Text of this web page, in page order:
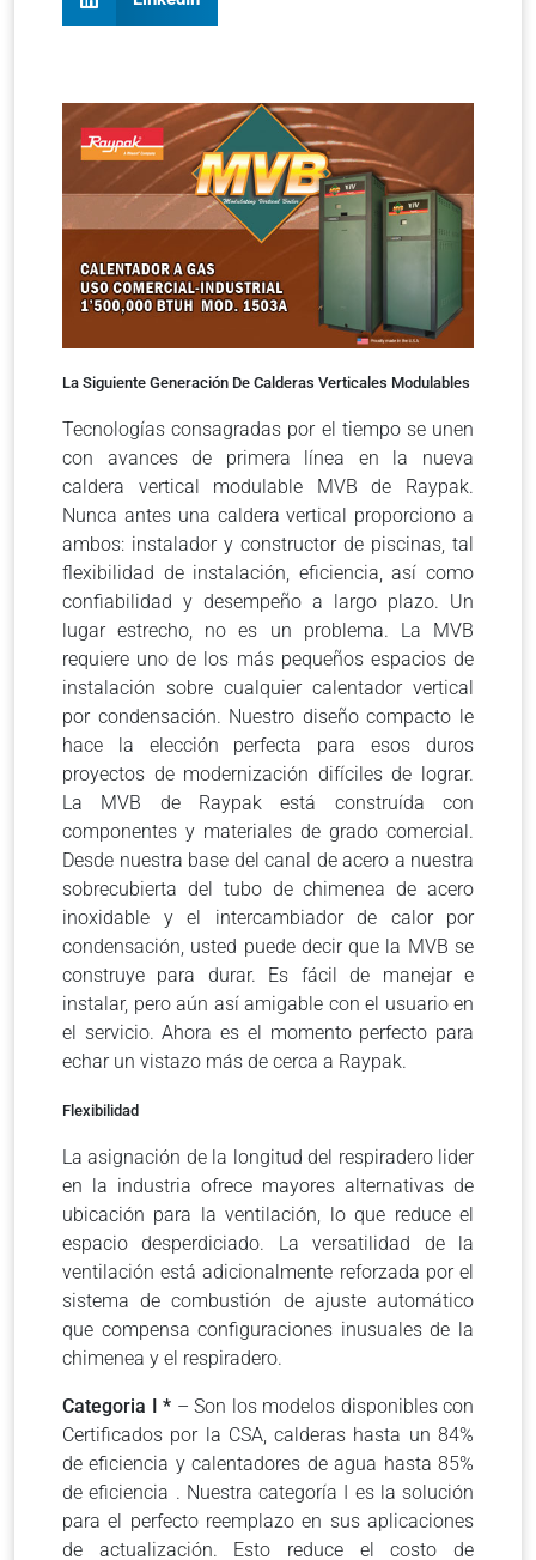
La Siguiente Generación De Calderas Verticales Modulables
Tecnologías consagradas por el tiempo se unen
con avances de primera línea en la nueva
caldera vertical modulable MVB de Raypak.
Nunca antes una caldera vertical proporciono a
ambos: instalador y constructor de piscinas, tal
flexibilidad de instalación, eficiencia, así como
confiabilidad y desempeño a largo plazo. Un
lugar estrecho, no es un problema. La MVB
requiere uno de los más pequeños espacios de
instalación sobre cualquier calentador vertical
por condensación. Nuestro diseño compacto le
hace la elección perfecta para esos duros
proyectos de modernización difíciles de lograr.
La MVB de Raypak está construída con
componentes y materiales de grado comercial.
Desde nuestra base del canal de acero a nuestra
sobrecubierta del tubo de chimenea de acero
inoxidable y el intercambiador de calor por
condensación, usted puede decir que la MVB se
construye para durar. Es fácil de manejar e
instalar, pero aún así amigable con el usuario en
el servicio. Ahora es el momento perfecto para
echar un vistazo más de cerca a Raypak.
Flexibilidad
La asignación de la longitud del respiradero lider
en la industria ofrece mayores alternativas de
ubicación para la ventilación, lo que reduce el
espacio desperdiciado. La versatilidad de la
ventilación está adicionalmente reforzada por el
sistema de combustión de ajuste automático
que compensa configuraciones inusuales de la
chimenea y el respiradero.
Categoria I * – Son los modelos disponibles con
Certificados por la CSA, calderas hasta un 84%
de eficiencia y calentadores de agua hasta 85%
de eficiencia . Nuestra categoría I es la solución
para el perfecto reemplazo en sus aplicaciones
de actualización. Esto reduce el costo de